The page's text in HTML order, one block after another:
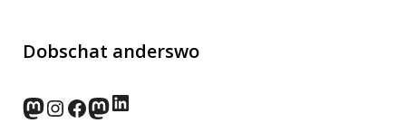
Dobschat anderswo
norden.social
Instagram
Facebook
wp-punks.social
LinkedIn